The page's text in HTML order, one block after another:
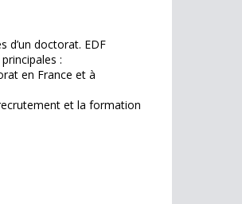
d’un doctorat. EDF
:
en France et à
et la formation